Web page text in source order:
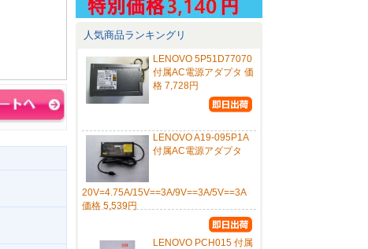
人気商品ランキングリ
LENOVO 5P51D77070
付属AC電源アダプタ 価
格 7,728円
LENOVO A19-095P1A
付属AC電源アダプタ
20V=4.75A/15V==3A/9V==3A/5V==3A
価格 5,539円
LENOVO PCH015 付属